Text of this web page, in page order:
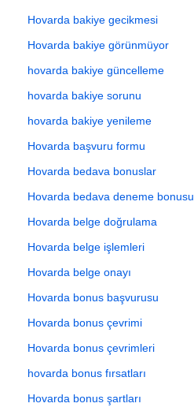
Hovarda bakiye gecikmesi
Hovarda bakiye görünmüyor
hovarda bakiye güncelleme
hovarda bakiye sorunu
hovarda bakiye yenileme
Hovarda başvuru formu
Hovarda bedava bonuslar
Hovarda bedava deneme bonusu
Hovarda belge doğrulama
Hovarda belge işlemleri
Hovarda belge onayı
Hovarda bonus başvurusu
Hovarda bonus çevrimi
Hovarda bonus çevrimleri
hovarda bonus fırsatları
Hovarda bonus şartları